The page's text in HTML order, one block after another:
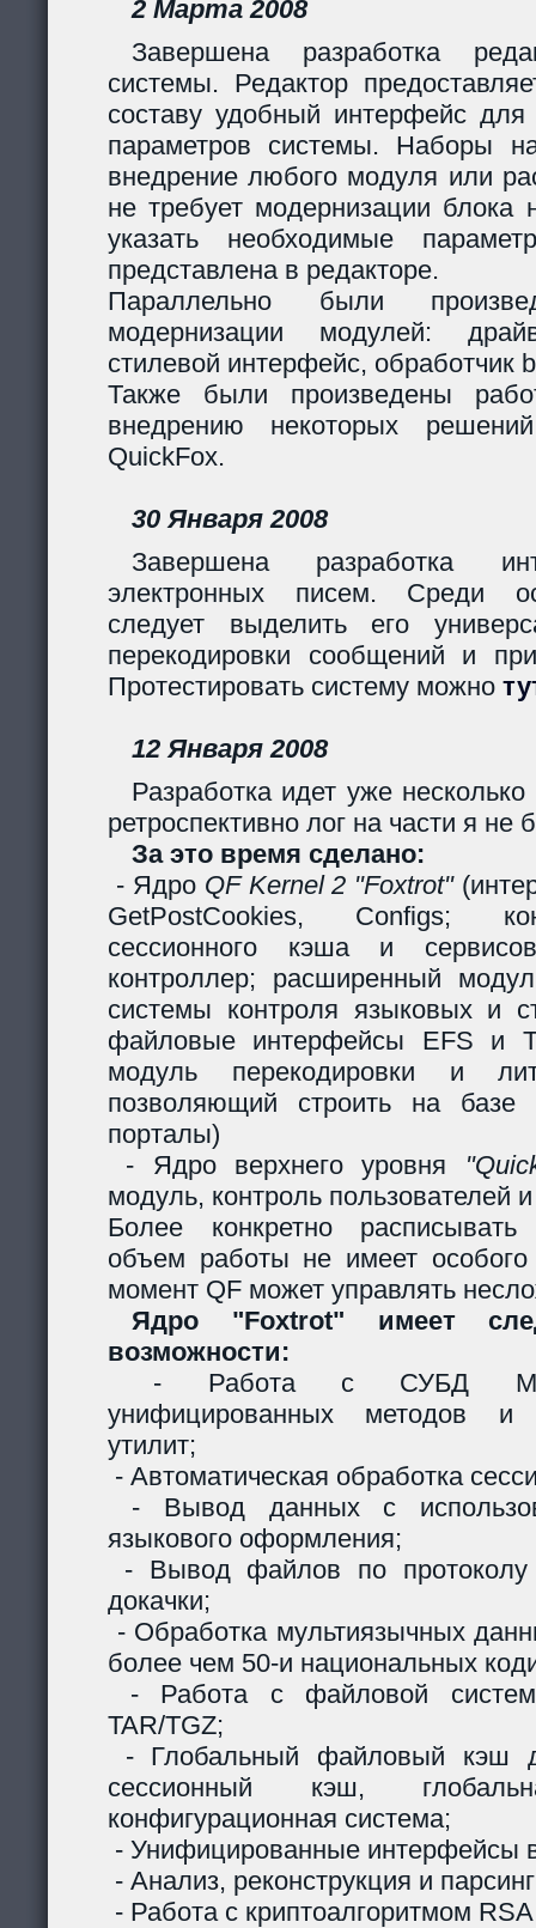
2 Марта 2008
Завершена разработка
системы. Редактор
составу удобный интерфейс для
параметров системы. Наборы
внедрение любого модуля или
не требует модернизации блока
указать необходимые
представлена в редакторе.
Параллельно были
модернизации модулей:
стилевой интерфейс, обработчик
Также были произведены
внедрению некоторых
QuickFox.
30 Января 2008
Завершена разработка
электронных писем. Среди
следует выделить его
перекодировки сообщений и
Протестировать систему можно
12 Января 2008
Разработка идет уже
ретроспективно лог на части я не
За это время сделано:
- Ядро QF Kernel 2 "Foxtrot"
GetPostCookies, Configs;
сессионного кэша и
контроллер; расширенный
системы контроля языковых и
файловые интерфейсы EFS и
модуль перекодировки и
позволяющий строить на базе
порталы)
- Ядро верхнего уровня
модуль, контроль пользователей и
Более конкретно
объем работы не имеет
момент QF может управлять
Ядро "Foxtrot" имеет
возможности:
- Работа с СУБД
унифицированных методов и
утилит;
- Автоматическая обработка
- Вывод данных с
языкового оформления;
- Вывод файлов по
докачки;
- Обработка мультиязычных
более чем 50-и национальных
- Работа с файловой
TAR/TGZ;
- Глобальный файловый кэш
сессионный кэш,
конфигурационная система;
- Унифицированные интерфейсы
- Анализ, реконструкция и
- Работа с криптоалгоритмом